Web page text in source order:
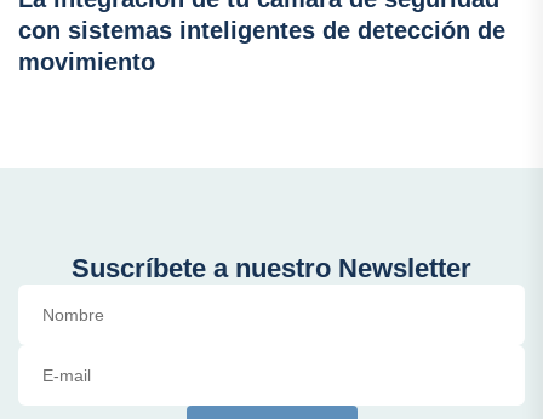
con sistemas inteligentes de detección de
movimiento
Suscríbete a nuestro Newsletter